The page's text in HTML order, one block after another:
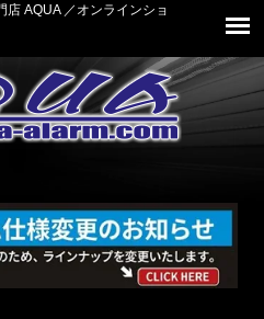
AQUA ／オンラインショ